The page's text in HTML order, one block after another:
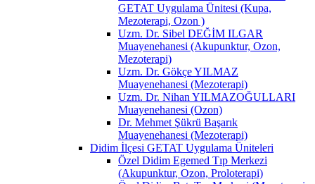
GETAT Uygulama Ünitesi (Kupa,
Mezoterapi, Ozon )
Uzm. Dr. Sibel DEĞİM ILGAR
Muayenehanesi (Akupunktur, Ozon,
Mezoterapi)
Uzm. Dr. Gökçe YILMAZ
Muayenehanesi (Mezoterapi)
Uzm. Dr. Nihan YILMAZOĞULLARI
Muayenehanesi (Ozon)
Dr. Mehmet Şükrü Başarık
Muayenehanesi (Mezoterapi)
Didim İlçesi GETAT Uygulama Üniteleri
Özel Didim Egemed Tıp Merkezi
(Akupunktur, Ozon, Proloterapi)